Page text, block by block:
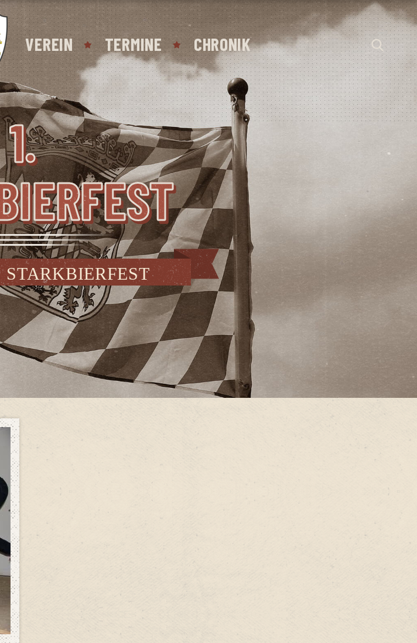
VEREIN TERMINE CHRONIK
1.
STARKBIERFEST